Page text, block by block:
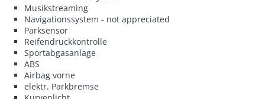
Musikstreaming
Navigationssystem - not appreciated
Parksensor
Reifendruckkontrolle
Sportabgasanlage
ABS
Airbag vorne
elektr. Parkbremse